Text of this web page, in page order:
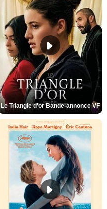
Le Triangle d'or Bande-annonce VF